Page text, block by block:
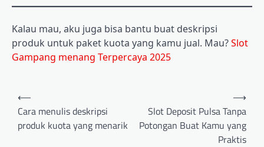
Kalau mau, aku juga bisa bantu buat deskripsi
produk untuk paket kuota yang kamu jual. Mau?Slot
Gampang menang Terpercaya 2025
Post
navigation
⟵
Cara menulis deskripsi
produk kuota yang menarik
Slot Deposit Pulsa Tanpa
Potongan Buat Kamu yang
Praktis
⟶